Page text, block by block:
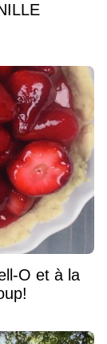
O et à la